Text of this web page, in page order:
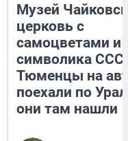
Музей
церковь с
самоцветами и
символика
Тюменцы на
поехали по
они там нашли